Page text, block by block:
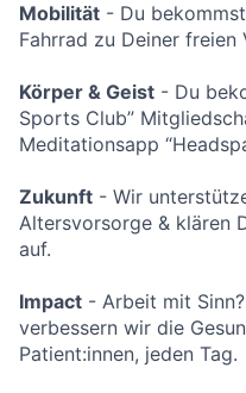
Mobilität - Du
Fahrrad zu Deiner freien
Körper & Geist - Du
Sports Club”
Meditationsapp
Zukunft - Wir
Altersvorsorge & klären
auf.
Impact - Arbeit mit
verbessern wir die
Patient:innen, jeden Tag.